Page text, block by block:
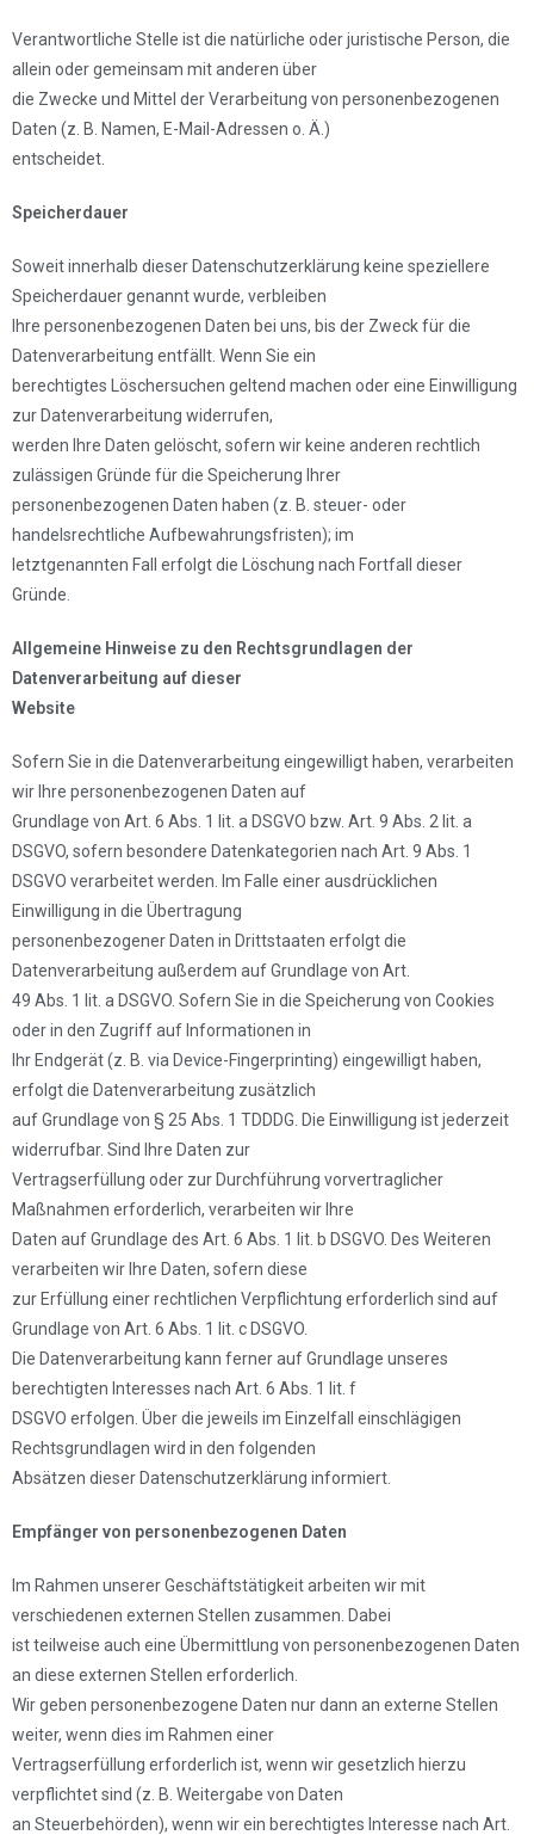
Verantwortliche Stelle ist die natürliche oder juristische Person, die
allein oder gemeinsam mit anderen über
die Zwecke und Mittel der Verarbeitung von personenbezogenen
Daten (z. B. Namen, E-Mail-Adressen o. Ä.)
entscheidet.
Speicherdauer
Soweit innerhalb dieser Datenschutzerklärung keine speziellere
Speicherdauer genannt wurde, verbleiben
Ihre personenbezogenen Daten bei uns, bis der Zweck für die
Datenverarbeitung entfällt. Wenn Sie ein
berechtigtes Löschersuchen geltend machen oder eine Einwilligung
zur Datenverarbeitung widerrufen,
werden Ihre Daten gelöscht, sofern wir keine anderen rechtlich
zulässigen Gründe für die Speicherung Ihrer
personenbezogenen Daten haben (z. B. steuer- oder
handelsrechtliche Aufbewahrungsfristen); im
letztgenannten Fall erfolgt die Löschung nach Fortfall dieser
Gründe.
Allgemeine Hinweise zu den Rechtsgrundlagen der
Datenverarbeitung auf dieser
Website
Sofern Sie in die Datenverarbeitung eingewilligt haben, verarbeiten
wir Ihre personenbezogenen Daten auf
Grundlage von Art. 6 Abs. 1 lit. a DSGVO bzw. Art. 9 Abs. 2 lit. a
DSGVO, sofern besondere Datenkategorien nach Art. 9 Abs. 1
DSGVO verarbeitet werden. Im Falle einer ausdrücklichen
Einwilligung in die Übertragung
personenbezogener Daten in Drittstaaten erfolgt die
Datenverarbeitung außerdem auf Grundlage von Art.
49 Abs. 1 lit. a DSGVO. Sofern Sie in die Speicherung von Cookies
oder in den Zugriff auf Informationen in
Ihr Endgerät (z. B. via Device-Fingerprinting) eingewilligt haben,
erfolgt die Datenverarbeitung zusätzlich
auf Grundlage von § 25 Abs. 1 TDDDG. Die Einwilligung ist jederzeit
widerrufbar. Sind Ihre Daten zur
Vertragserfüllung oder zur Durchführung vorvertraglicher
Maßnahmen erforderlich, verarbeiten wir Ihre
Daten auf Grundlage des Art. 6 Abs. 1 lit. b DSGVO. Des Weiteren
verarbeiten wir Ihre Daten, sofern diese
zur Erfüllung einer rechtlichen Verpflichtung erforderlich sind auf
Grundlage von Art. 6 Abs. 1 lit. c DSGVO.
Die Datenverarbeitung kann ferner auf Grundlage unseres
berechtigten Interesses nach Art. 6 Abs. 1 lit. f
DSGVO erfolgen. Über die jeweils im Einzelfall einschlägigen
Rechtsgrundlagen wird in den folgenden
Absätzen dieser Datenschutzerklärung informiert.
Empfänger von personenbezogenen Daten
Im Rahmen unserer Geschäftstätigkeit arbeiten wir mit
verschiedenen externen Stellen zusammen. Dabei
ist teilweise auch eine Übermittlung von personenbezogenen Daten
an diese externen Stellen erforderlich.
Wir geben personenbezogene Daten nur dann an externe Stellen
weiter, wenn dies im Rahmen einer
Vertragserfüllung erforderlich ist, wenn wir gesetzlich hierzu
verpflichtet sind (z. B. Weitergabe von Daten
an Steuerbehörden), wenn wir ein berechtigtes Interesse nach Art.